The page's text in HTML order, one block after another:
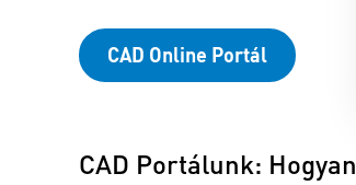
CAD Online Portál
CAD Portálunk: